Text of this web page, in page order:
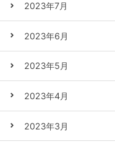
2023年7月
2023年6月
2023年5月
2023年4月
2023年3月